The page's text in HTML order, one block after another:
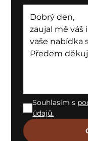
Souhlasím s
údajů.